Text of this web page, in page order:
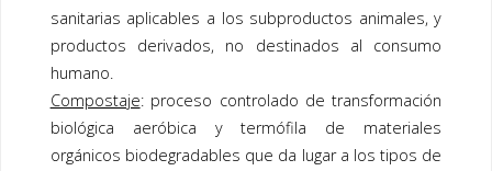
sanitarias aplicables a los subproductos animales, y
productos derivados, no destinados al consumo
humano.
Compostaje: proceso controlado de transformación
biológica aeróbica y termófila de materiales
orgánicos biodegradables que da lugar a los tipos de